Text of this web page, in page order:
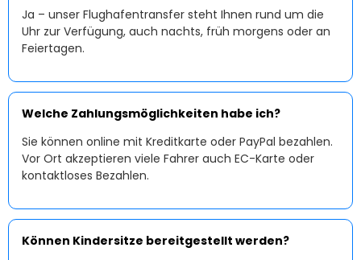
Ja – unser Flughafentransfer steht Ihnen rund um die
Uhr zur Verfügung, auch nachts, früh morgens oder an
Feiertagen.
Welche Zahlungsmöglichkeiten habe ich?
Sie können online mit Kreditkarte oder PayPal bezahlen.
Vor Ort akzeptieren viele Fahrer auch EC-Karte oder
kontaktloses Bezahlen.
Können Kindersitze bereitgestellt werden?